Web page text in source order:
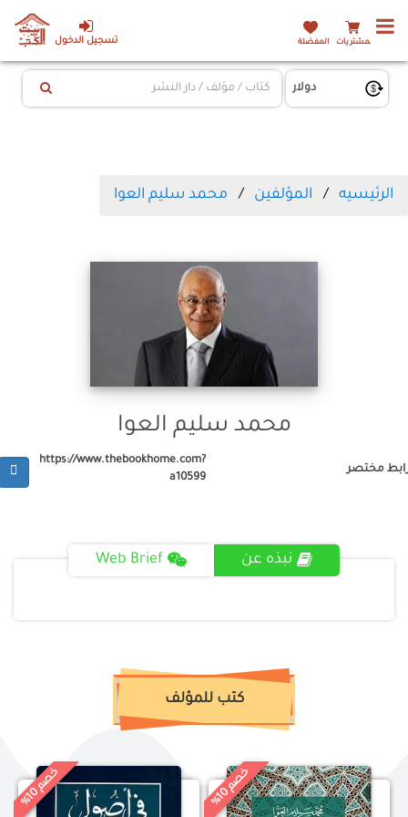
تسجيل الدخول المشتريات المفضلة
الرئيسيه المؤلفين محمد سليم العوا
محمد سليم العوا
مختصر
https://www.thebookhome.com?
a10599
نبذه عن Web Brief
كتب للمؤلف
خ
ص
م
10% خ
ص
م
10%